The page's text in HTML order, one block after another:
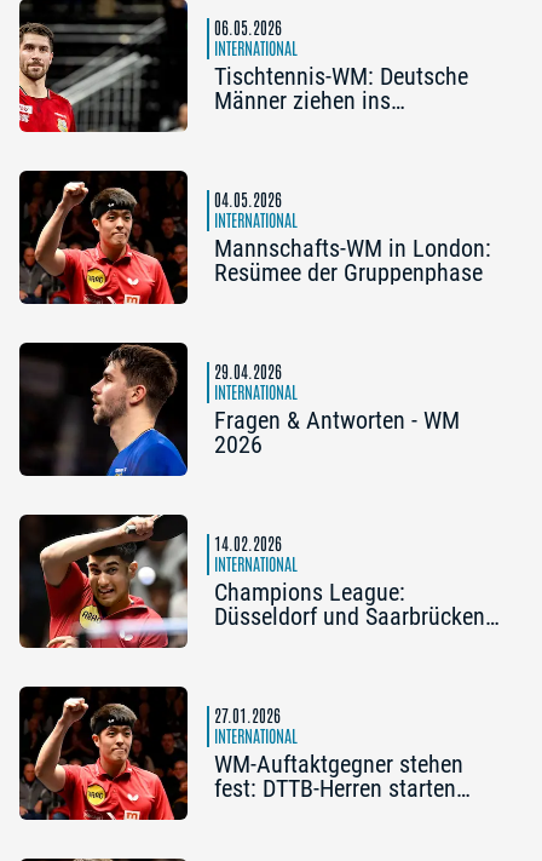
06.05.2026
INTERNATIONAL
Tischtennis-WM: Deutsche
Männer ziehen ins
04.05.2026
INTERNATIONAL
Mannschafts-WM in London:
Resümee der Gruppenphase
29.04.2026
INTERNATIONAL
Fragen & Antworten - WM
2026
14.02.2026
INTERNATIONAL
Champions League:
Düsseldorf und Saarbrücken
27.01.2026
INTERNATIONAL
WM-Auftaktgegner stehen
fest: DTTB-Herren starten